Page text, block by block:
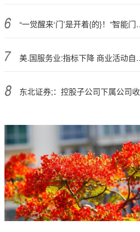
“一觉醒来‘门’
美.国服务业: